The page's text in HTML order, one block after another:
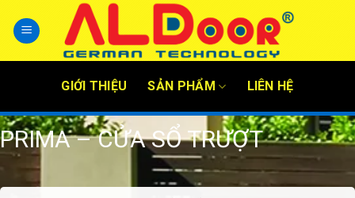
content
GIỚI THIỆU SẢN PHẨM LIÊN HỆ
PRIMA – CỬA SỔ TRƯỢT